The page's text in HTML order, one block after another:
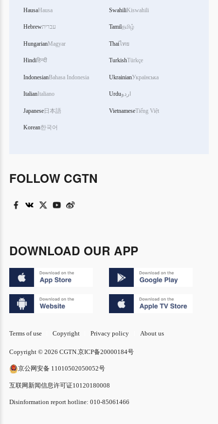
HausaHausa
Hebrewעברית
HungarianMagyar
Hindiहिन्दी
IndonesianBahasa Indonesia
ItalianItaliano
Japanese日本語
Korean한국어
SwahiliKiswahili
Tamilதமிழ்
Thaiไทย
TurkishTürkçe
UkrainianУкраїнська
Urduاردو
VietnameseTiếng Việt
FOLLOW CGTN
DOWNLOAD OUR APP
Terms of use Copyright Privacy policy About us
Copyright © 2026 CGTN. 京ICP备20000184号
京公网安备 11010502050052号
互联网新闻信息许可证10120180008
Disinformation report hotline: 010-85061466